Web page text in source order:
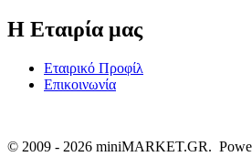
Η Εταιρία μας
Εταιρικό Προφίλ
Επικοινωνία
© 2009 - 2026 miniMARKET.GR.